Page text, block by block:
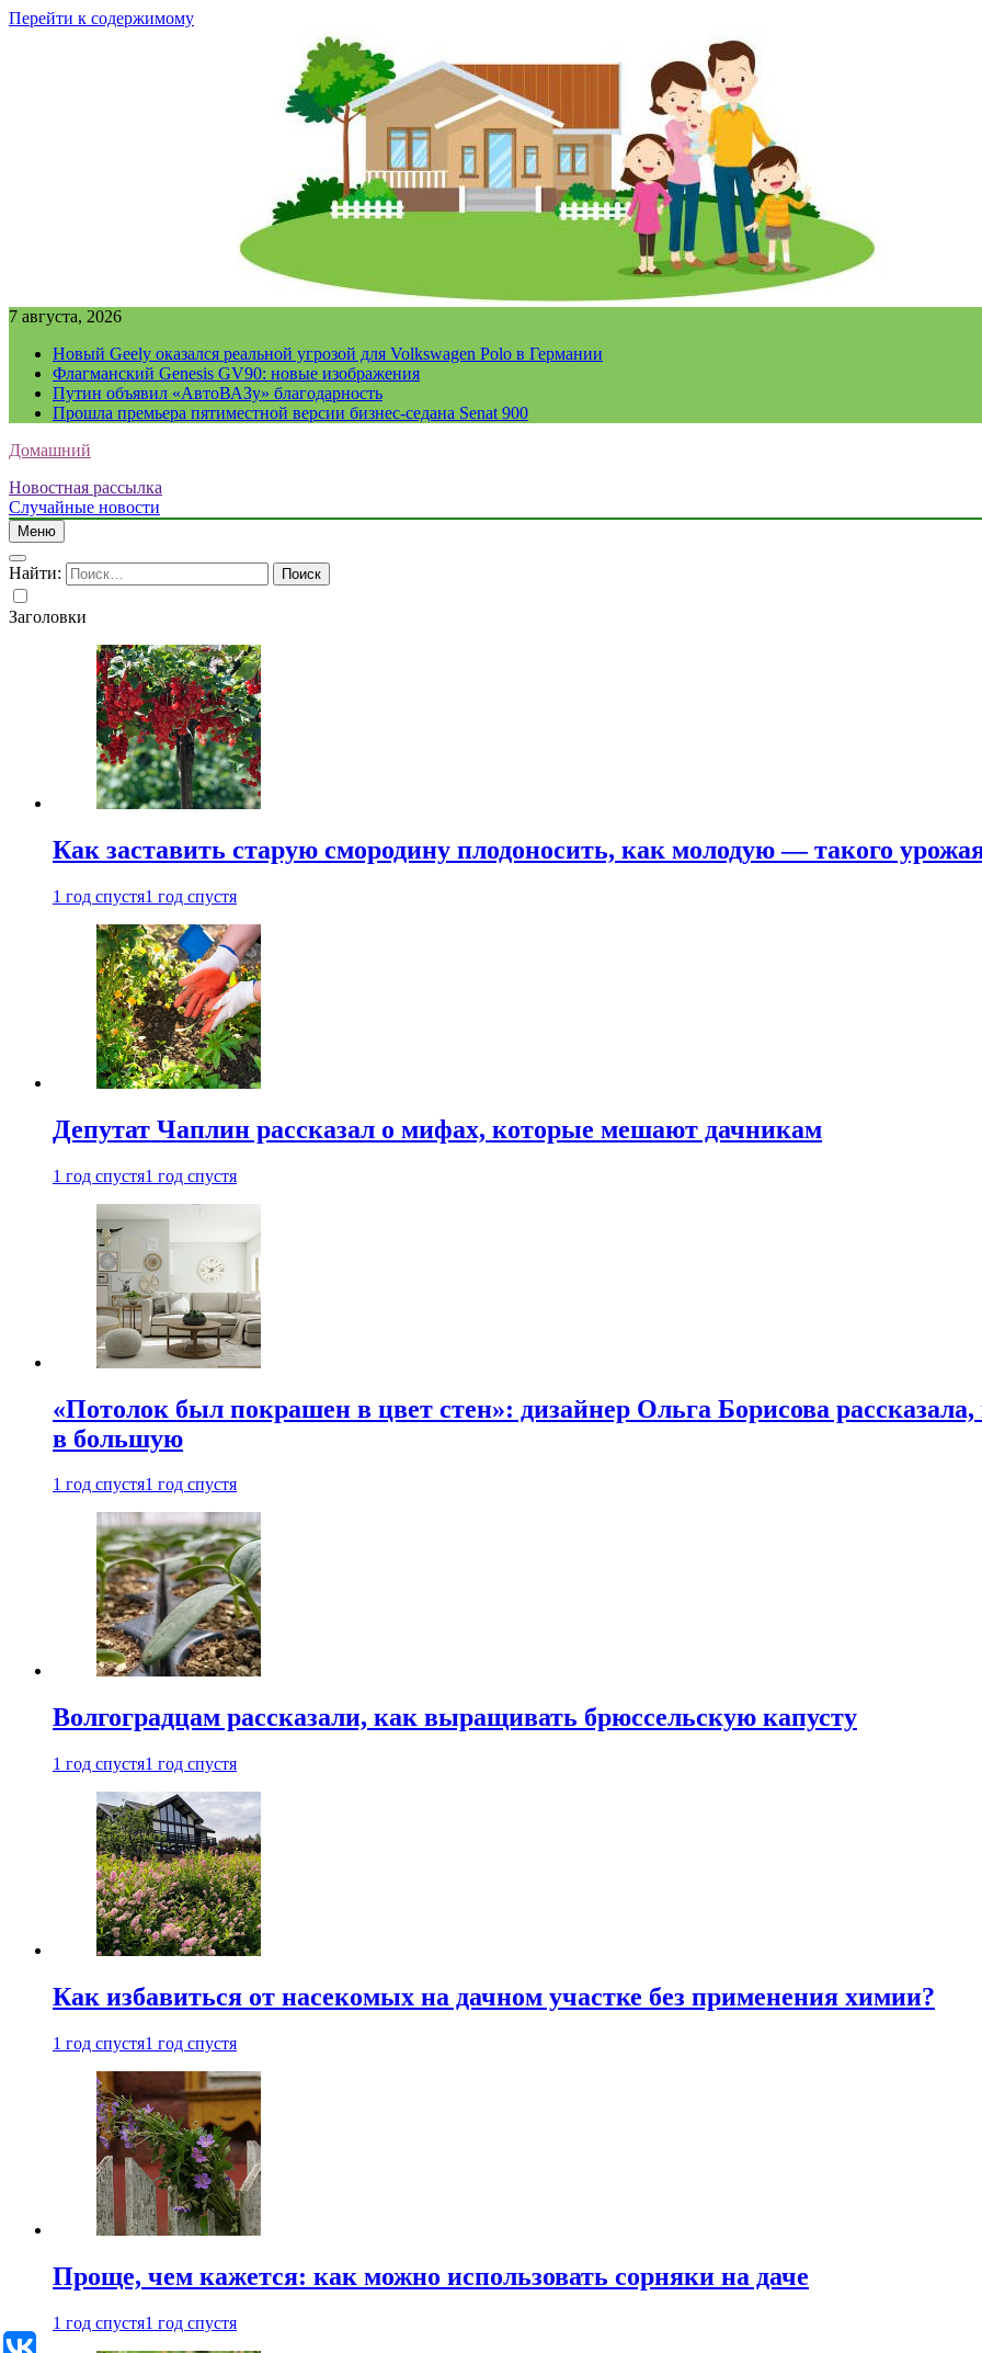
Перейти к содержимому
7 августа, 2026
Новый Geely оказался реальной угрозой для Volkswagen Polo в Германии
Флагманский Genesis GV90: новые изображения
Путин объявил «АвтоВАЗу» благодарность
Прошла премьера пятиместной версии бизнес-седана Senat 900
Домашний
Новостная рассылка
Случайные новости
Меню
Найти:
Заголовки
Как заставить старую смородину плодоносить, как молодую — такого
1 год спустя1 год спустя
Депутат Чаплин рассказал о мифах, которые мешают дачникам
1 год спустя1 год спустя
«Потолок был покрашен в цвет стен»: дизайнер Ольга Борисова
в большую
1 год спустя1 год спустя
Волгоградцам рассказали, как выращивать брюссельскую капусту
1 год спустя1 год спустя
Как избавиться от насекомых на дачном участке без применения химии?
1 год спустя1 год спустя
Проще, чем кажется: как можно использовать сорняки на даче
1 год спустя1 год спустя